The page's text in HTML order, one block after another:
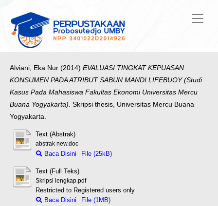
Alviani, Eka Nur (2014) EVALUASI TINGKAT KEPUASAN
KONSUMEN PADA ATRIBUT SABUN MANDI LIFEBUOY (Studi
Kasus Pada Mahasiswa Fakultas Ekonomi Universitas Mercu
Buana Yogyakarta). Skripsi thesis, Universitas Mercu Buana
Yogyakarta.
Text (Abstrak)
abstrak new.doc
Baca Disini File (25kB)
Text (Full Teks)
Skripsi lengkap.pdf
Restricted to Registered users only
Baca Disini
File (1MB)